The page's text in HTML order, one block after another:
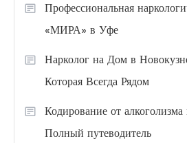
Профессиональная
«МИРА» в Уфе
Нарколог на Дом в
Которая Всегда Рядом
Кодирование от
Полный путеводитель